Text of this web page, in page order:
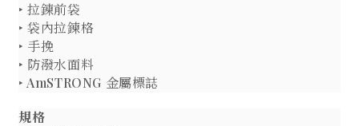
‣ 拉鍊前袋
‣ 袋內拉鍊格
‣ 手挽
‣ 防潑水面料
‣ AmSTRONG 金屬標誌
規格